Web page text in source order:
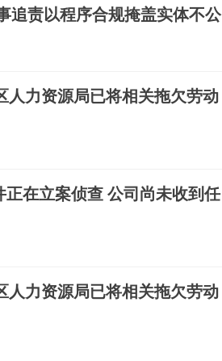
追责以程序合规掩盖实体不公
人力资源局已将相关拖欠劳动
在立案侦查 公司尚未收到任
人力资源局已将相关拖欠劳动